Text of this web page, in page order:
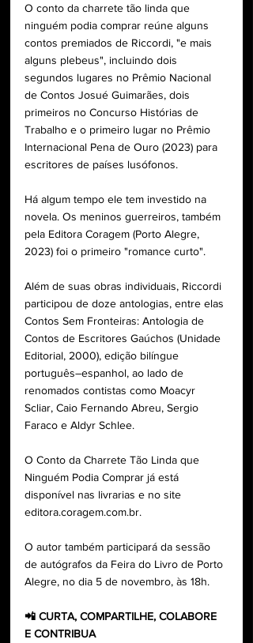
O conto da charrete tão linda que
ninguém podia comprar reúne alguns
contos premiados de Riccordi, "e mais
alguns plebeus", incluindo dois
segundos lugares no Prêmio Nacional
de Contos Josué Guimarães, dois
primeiros no Concurso Histórias de
Trabalho e o primeiro lugar no Prêmio
Internacional Pena de Ouro (2023) para
escritores de países lusófonos.
Há algum tempo ele tem investido na
novela. Os meninos guerreiros, também
pela Editora Coragem (Porto Alegre,
2023) foi o primeiro "romance curto".
Além de suas obras individuais, Riccordi
participou de doze antologias, entre elas
Contos Sem Fronteiras: Antologia de
Contos de Escritores Gaúchos (Unidade
Editorial, 2000), edição bilíngue
português–espanhol, ao lado de
renomados contistas como Moacyr
Scliar, Caio Fernando Abreu, Sergio
Faraco e Aldyr Schlee.
O Conto da Charrete Tão Linda que
Ninguém Podia Comprar já está
disponível nas livrarias e no site
editora.coragem.com.br.
O autor também participará da sessão
de autógrafos da Feira do Livro de Porto
Alegre, no dia 5 de novembro, às 18h.
📲 CURTA, COMPARTILHE, COLABORE
E CONTRIBUA